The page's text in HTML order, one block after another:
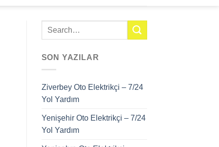
SON YAZILAR
Ziverbey Oto Elektrikçi – 7/24
Yol Yardım
Yenişehir Oto Elektrikçi – 7/24
Yol Yardım